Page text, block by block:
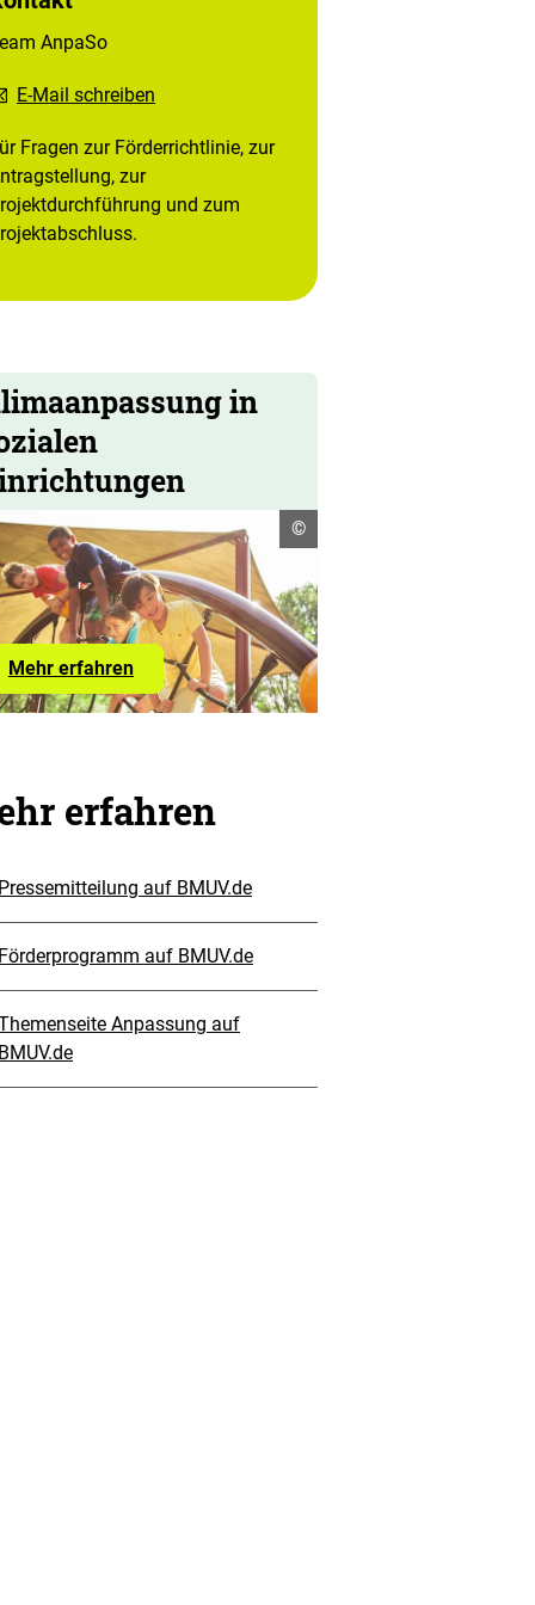
AnpaSo
E-Mail schreiben
Fragen zur Förderrichtlinie, zur
zur
und zum
in
Mehr erfahrenLink
zum
Förderprogramm
Copyright
Informationen
©
erfahren
Pressemitteilung auf BMUV.de
Förderprogramm auf BMUV.de
Anpassung auf
BMUV.de